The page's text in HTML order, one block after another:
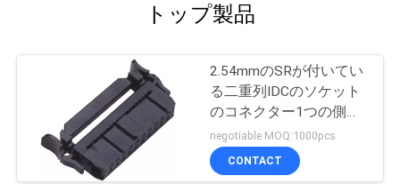
トップ製品
2.54mmのSRが付いてい
る二重列IDCのソケット
のコネクター1つの側面
の接触真鍮のSel Au/Sn
06~64P
negotiable MOQ:1000pcs
CONTACT